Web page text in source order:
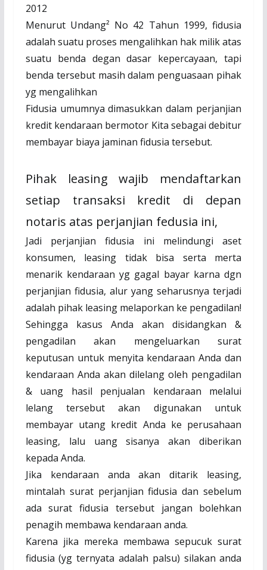
2012
Menurut Undang² No 42 Tahun 1999, fidusia
adalah suatu proses mengalihkan hak milik atas
suatu benda degan dasar kepercayaan, tapi
benda tersebut masih dalam penguasaan pihak
yg mengalihkan
Fidusia umumnya dimasukkan dalam perjanjian
kredit kendaraan bermotor Kita sebagai debitur
membayar biaya jaminan fidusia tersebut.
Pihak leasing wajib mendaftarkan
setiap transaksi kredit di depan
notaris atas perjanjian fedusia ini,
Jadi perjanjian fidusia ini melindungi aset
konsumen, leasing tidak bisa serta merta
menarik kendaraan yg gagal bayar karna dgn
perjanjian fidusia, alur yang seharusnya terjadi
adalah pihak leasing melaporkan ke pengadilan!
Sehingga kasus Anda akan disidangkan &
pengadilan akan mengeluarkan surat
keputusan untuk menyita kendaraan Anda dan
kendaraan Anda akan dilelang oleh pengadilan
& uang hasil penjualan kendaraan melalui
lelang tersebut akan digunakan untuk
membayar utang kredit Anda ke perusahaan
leasing, lalu uang sisanya akan diberikan
kepada Anda.
Jika kendaraan anda akan ditarik leasing,
mintalah surat perjanjian fidusia dan sebelum
ada surat fidusia tersebut jangan bolehkan
penagih membawa kendaraan anda.
Karena jika mereka membawa sepucuk surat
fidusia (yg ternyata adalah palsu) silakan anda